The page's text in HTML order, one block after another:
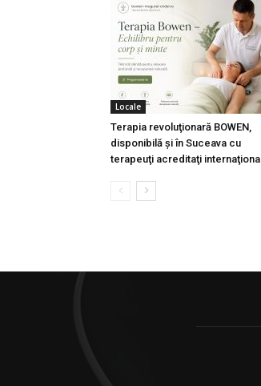
Locale
Terapia revoluţionară BOWEN,
disponibilă şi în Suceava cu
terapeuţi acreditaţi internaţional